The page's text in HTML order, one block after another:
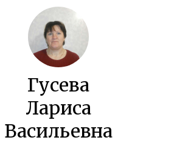
Гусева
Лариса
Васильевна